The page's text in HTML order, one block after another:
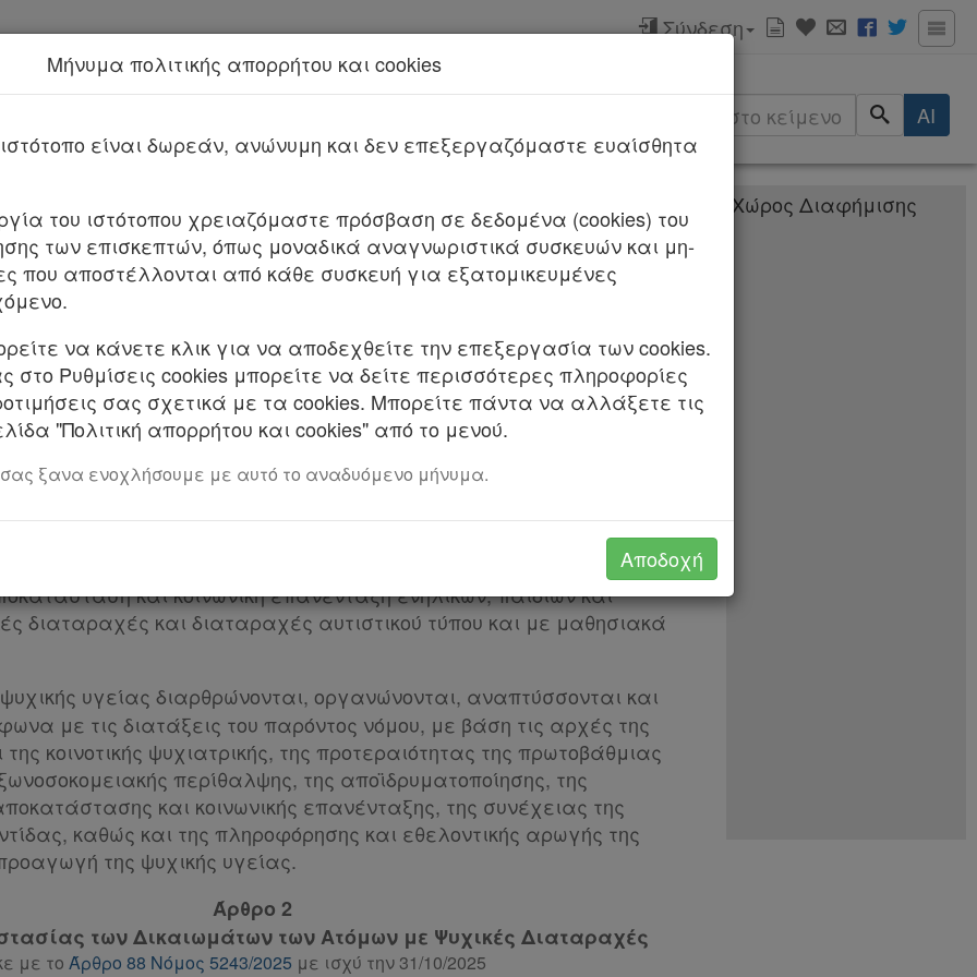
Σύνδεση
Νέα υπηρεσία Kodiko Assistant.
το Νόμο 5302/2026
AI
των υπηρεσιών ψυχικής υγείας και άλλες διατάξεις.
ΔΗΜΟΚΡΑΤΙΑΣ
νόμο που ψήφισε η Βουλή:
ΚΕΦΑΛΑΙΟ Α΄
ΓΕΝΙΚΕΣ ΑΡΧΕΣ
Άρθρο 1
Γενικές Αρχές Παροχής Υπηρεσιών ψυχικής Υγείας
την ευθύνη για την παροχή υπηρεσιών ψυχικής υγείας που έχουν
τη διάγνωση, τη θεραπεία, την περίθαλψη, καθώς και την
και κοινωνική επανένταξη ενηλίκων, παιδιών και
διαταραχές και διαταραχές αυτιστικού τύπου και με μαθησιακά
υγείας διαρθρώνονται, οργανώνονται, αναπτύσσονται και
με τις διατάξεις του παρόντος νόμου, με βάση τις αρχές της
της κοινοτικής ψυχιατρικής, της προτεραιότητας της πρωτοβάθμιας
περίθαλψης, της αποϊδρυματοποίησης, της
και κοινωνικής επανένταξης, της συνέχειας της
καθώς και της πληροφόρησης και εθελοντικής αρωγής της
της ψυχικής υγείας.
Άρθρο 2
των Δικαιωμάτων των Ατόμων με Ψυχικές Διαταραχές
με το Άρθρο 88 Νόμος 5243/2025 με ισχύ την 31/10/2025
Μήνυμα πολιτικής απορρήτου και cookies
είναι δωρεάν, ανώνυμη και δεν επεξεργαζόμαστε ευαίσθητα
του ιστότοπου χρειαζόμαστε πρόσβαση σε δεδομένα (cookies) του
των επισκεπτών, όπως μοναδικά αναγνωριστικά συσκευών και μη-
που αποστέλλονται από κάθε συσκευή για εξατομικευμένες
να κάνετε κλικ για να αποδεχθείτε την επεξεργασία των cookies.
Ρυθμίσεις cookies μπορείτε να δείτε περισσότερες πληροφορίες
σας σχετικά με τα cookies. Μπορείτε πάντα να αλλάξετε τις
"Πολιτική απορρήτου και cookies" από το μενού.
ξανα ενοχλήσουμε με αυτό το αναδυόμενο μήνυμα.
Αποδοχή